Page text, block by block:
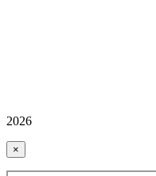
2026
×